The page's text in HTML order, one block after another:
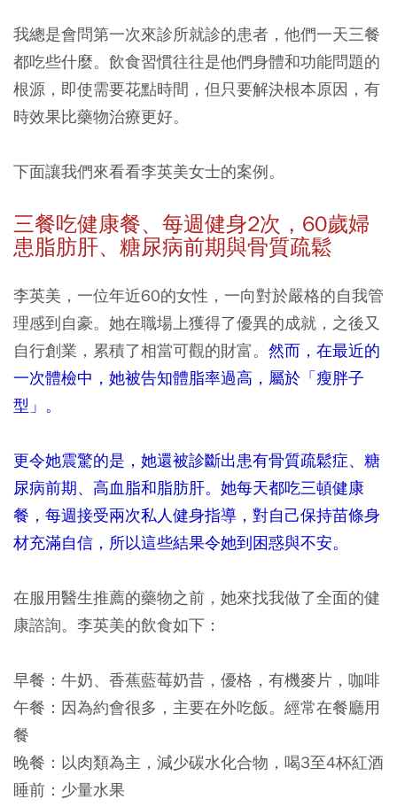
我總是會問第一次來診所就診的患者，他們一天三餐
都吃些什麼。飲食習慣往往是他們身體和功能問題的
根源，即使需要花點時間，但只要解決根本原因，有
時效果比藥物治療更好。
下面讓我們來看看李英美女士的案例。
三餐吃健康餐、每週健身2次，60歲婦
患脂肪肝、糖尿病前期與骨質疏鬆
李英美，一位年近60的女性，一向對於嚴格的自我管
理感到自豪。她在職場上獲得了優異的成就，之後又
自行創業，累積了相當可觀的財富。 然而，在最近的
一次體檢中，她被告知體脂率過高，屬於「瘦胖子
型」。
更令她震驚的是，她還被診斷出患有骨質疏鬆症、糖
尿病前期、高血脂和脂肪肝。她每天都吃三頓健康
餐，每週接受兩次私人健身指導，對自己保持苗條身
材充滿自信，所以這些結果令她到困惑與不安。
在服用醫生推薦的藥物之前，她來找我做了全面的健
康諮詢。李英美的飲食如下：
早餐： 牛奶、香蕉藍莓奶昔，優格，有機麥片，咖啡
午餐： 因為約會很多，主要在外吃飯。經常在餐廳用
餐
晚餐： 以肉類為主，減少碳水化合物，喝3至4杯紅酒
睡前： 少量水果